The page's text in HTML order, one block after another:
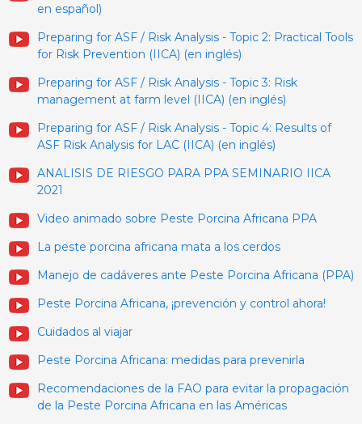
en español)
Preparing for ASF / Risk Analysis - Topic 2: Practical Tools
for Risk Prevention (IICA) (en inglés)
Preparing for ASF / Risk Analysis - Topic 3: Risk
management at farm level (IICA) (en inglés)
Preparing for ASF / Risk Analysis - Topic 4: Results of
ASF Risk Analysis for LAC (IICA) (en inglés)
ANALISIS DE RIESGO PARA PPA SEMINARIO IICA
2021
Video animado sobre Peste Porcina Africana PPA
La peste porcina africana mata a los cerdos
Manejo de cadáveres ante Peste Porcina Africana (PPA)
Peste Porcina Africana, ¡prevención y control ahora!
Cuidados al viajar
Peste Porcina Africana: medidas para prevenirla
Recomendaciones de la FAO para evitar la propagación
de la Peste Porcina Africana en las Américas